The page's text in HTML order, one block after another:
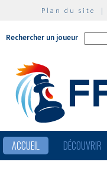
Plan du site |
Rechercher un joueur
ACCUEIL DÉCOUVRIR